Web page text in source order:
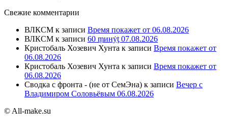
Свежие комментарии
ВЛКСМ к записи Время покажет от 06.08.2026
ВЛКСМ к записи 60 ṃинẏƫ 07.08.2026
Кристобаль Хозевич Хунта к записи Время покажет от
06.08.2026
Кристобаль Хозевич Хунта к записи Время покажет от
06.08.2026
Сводка с фронта - (не от СемЭна) к записи Вечер с
Владимиром Соловьёвым 06.08.2026
© All-make.su